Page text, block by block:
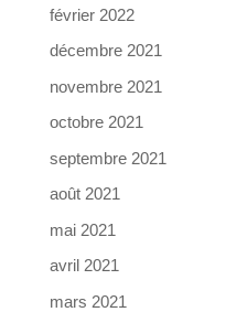
février 2022
décembre 2021
novembre 2021
octobre 2021
septembre 2021
août 2021
mai 2021
avril 2021
mars 2021